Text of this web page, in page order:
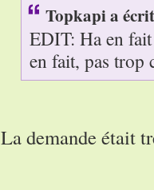
Topkapi a
EDIT: Ha en
en fait, pas trop
La demande était